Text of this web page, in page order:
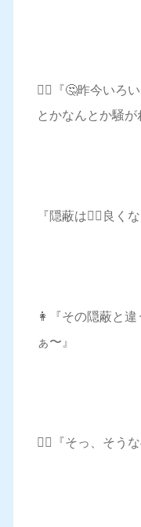
🧔‍♂️『🤔昨今いろ
とかなんとか騒が
『隠蔽は🙅‍♀️良く
👩『その隠蔽と
ぁ〜』
🧔‍♂️『そっ、そうな